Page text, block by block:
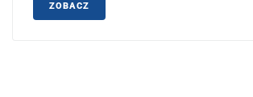
ZOBACZ